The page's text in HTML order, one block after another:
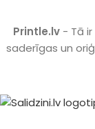
Printle.lv - Tā
saderīgas un